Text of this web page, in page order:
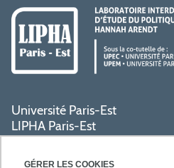
GÉRER LES COOKIES
Université Paris-Est
LIPHA Paris-Est
Campus Centre de Créteil
61, avenue du Général de Gaulle